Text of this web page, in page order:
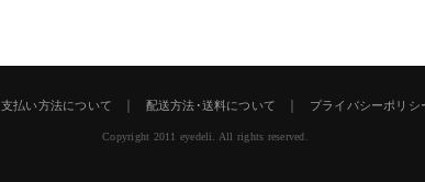
支払い方法について 配送方法･送料について プライバシーポリシ
Copyright 2011 eyedeli. All rights reserved.